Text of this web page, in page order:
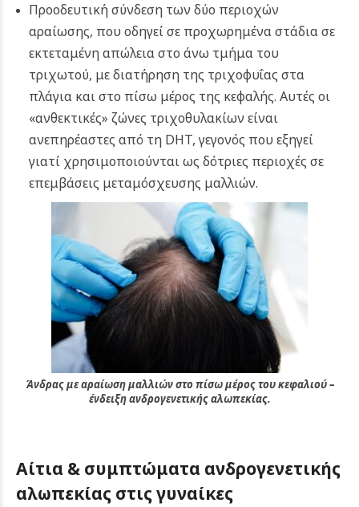
Προοδευτική σύνδεση των δύο περιοχών
αραίωσης, που οδηγεί σε προχωρημένα στάδια σε
εκτεταμένη απώλεια στο άνω τμήμα του
τριχωτού, με διατήρηση της τριχοφυΐας στα
πλάγια και στο πίσω μέρος της κεφαλής. Αυτές οι
«ανθεκτικές» ζώνες τριχοθυλακίων είναι
ανεπηρέαστες από τη DHT, γεγονός που εξηγεί
γιατί χρησιμοποιούνται ως δότριες περιοχές σε
επεμβάσεις μεταμόσχευσης μαλλιών.
Άνδρας με αραίωση μαλλιών στο πίσω μέρος του κεφαλιού –
ένδειξη ανδρογενετικής αλωπεκίας.
Αίτια & συμπτώματα ανδρογενετικής
αλωπεκίας στις γυναίκες